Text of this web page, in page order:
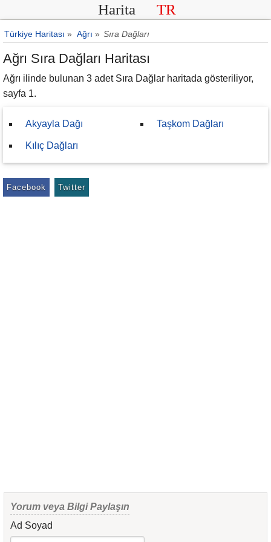
Harita TR
Türkiye Haritası » Ağrı » Sıra Dağları
Ağrı Sıra Dağları Haritası
Ağrı ilinde bulunan 3 adet Sıra Dağlar haritada gösteriliyor,
sayfa 1.
Akyayla Dağı
Kılıç Dağları
Taşkom Dağları
Facebook Twitter
Yorum veya Bilgi Paylaşın
Ad Soyad